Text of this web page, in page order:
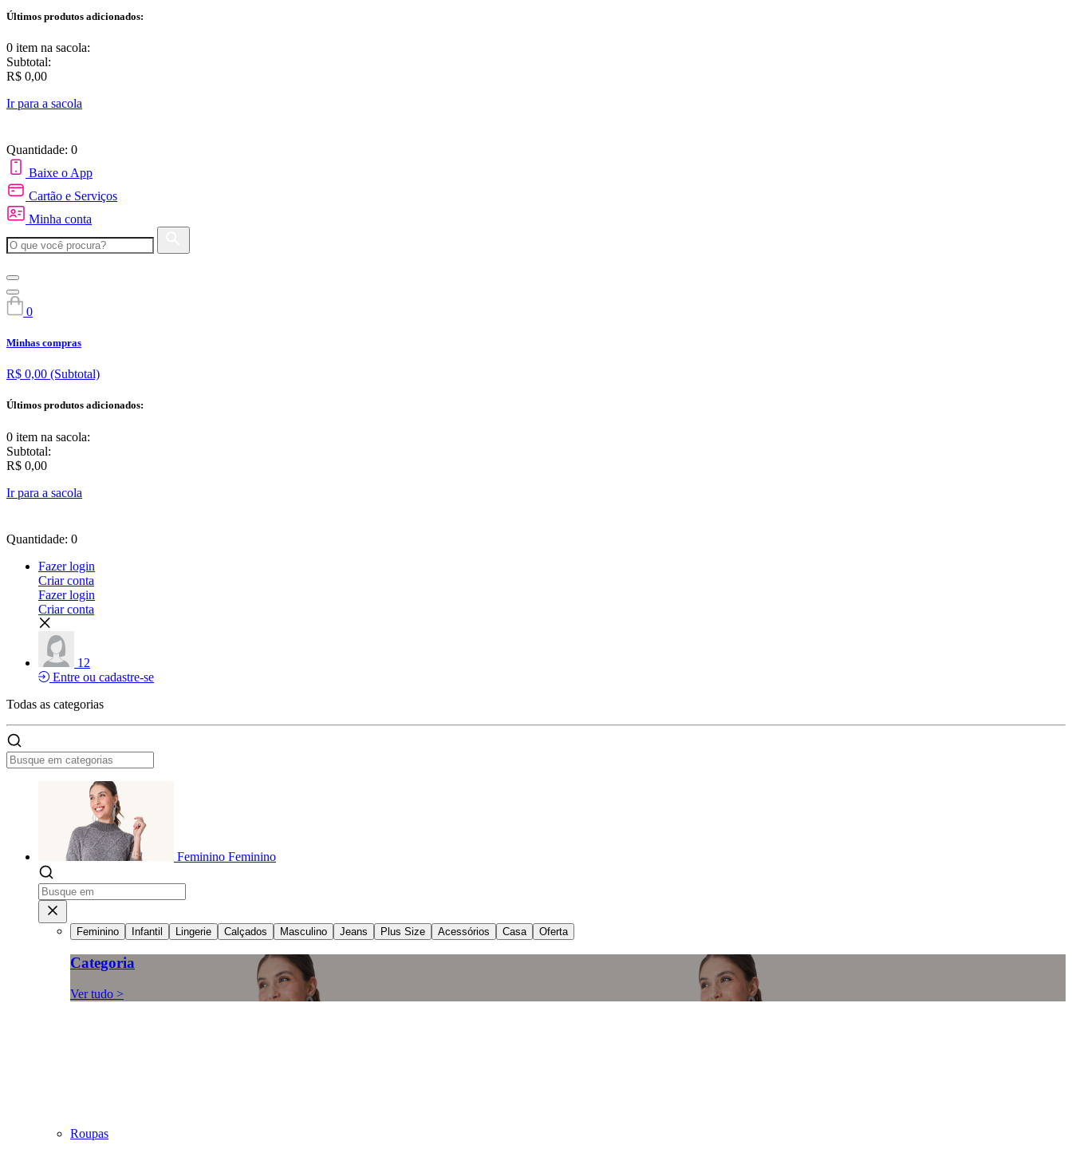
Últimos produtos adicionados:
0 item na sacola:
Subtotal:
R$ 0,00
Ir para a sacola
Quantidade: 0
Baixe o App
Cartão e Serviços
Minha conta
0
Minhas compras
R$ 0,00 (Subtotal)
Últimos produtos adicionados:
0 item na sacola:
Subtotal:
R$ 0,00
Ir para a sacola
Quantidade: 0
Fazer login
Criar conta
Fazer login
Criar conta
12
Entre ou cadastre-se
Todas as categorias
Feminino Feminino
Feminino Infantil Lingerie Calçados Masculino Jeans Plus Size Acessórios Casa Oferta
Categoria
Ver tudo >
Roupas